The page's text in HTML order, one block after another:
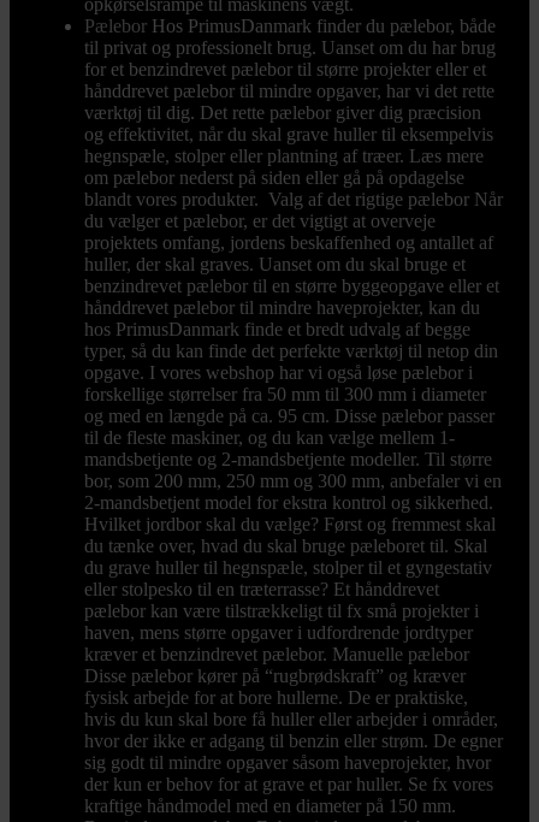
Pælebor Hos PrimusDanmark finder du pælebor, både
til privat og professionelt brug. Uanset om du har brug
for et benzindrevet pælebor til større projekter eller et
hånddrevet pælebor til mindre opgaver, har vi det rette
værktøj til dig. Det rette pælebor giver dig præcision
og effektivitet, når du skal grave huller til eksempelvis
hegnspæle, stolper eller plantning af træer. Læs mere
om pælebor nederst på siden eller gå på opdagelse
blandt vores produkter. Valg af det rigtige pælebor Når
du vælger et pælebor, er det vigtigt at overveje
projektets omfang, jordens beskaffenhed og antallet af
huller, der skal graves. Uanset om du skal bruge et
benzindrevet pælebor til en større byggeopgave eller et
hånddrevet pælebor til mindre haveprojekter, kan du
hos PrimusDanmark finde et bredt udvalg af begge
typer, så du kan finde det perfekte værktøj til netop din
opgave. I vores webshop har vi også løse pælebor i
forskellige størrelser fra 50 mm til 300 mm i diameter
og med en længde på ca. 95 cm. Disse pælebor passer
til de fleste maskiner, og du kan vælge mellem 1-
mandsbetjente og 2-mandsbetjente modeller. Til større
bor, som 200 mm, 250 mm og 300 mm, anbefaler vi en
2-mandsbetjent model for ekstra kontrol og sikkerhed.
Hvilket jordbor skal du vælge? Først og fremmest skal
du tænke over, hvad du skal bruge pæleboret til. Skal
du grave huller til hegnspæle, stolper til et gyngestativ
eller stolpesko til en træterrasse? Et hånddrevet
pælebor kan være tilstrækkeligt til fx små projekter i
haven, mens større opgaver i udfordrende jordtyper
kræver et benzindrevet pælebor. Manuelle pælebor
Disse pælebor kører på “rugbrødskraft” og kræver
fysisk arbejde for at bore hullerne. De er praktiske,
hvis du kun skal bore få huller eller arbejder i områder,
hvor der ikke er adgang til benzin eller strøm. De egner
sig godt til mindre opgaver såsom haveprojekter, hvor
der kun er behov for at grave et par huller. Se fx vores
kraftige håndmodel med en diameter på 150 mm.